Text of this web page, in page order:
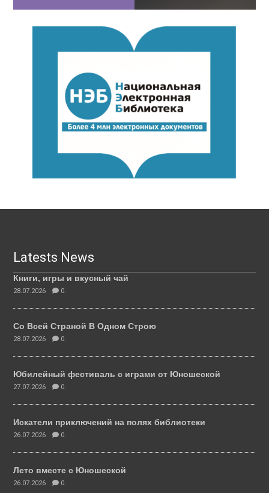
Latests News
Книги, игры и вкусный чай
28.07.2026 0.
Со Всей Страной В Одном Строю
28.07.2026 0.
Юбилейный фестиваль с играми от Юношеской
27.07.2026 0.
Искатели приключений на полях библиотеки
26.07.2026 0.
Лето вместе с Юношеской
26.07.2026 0.